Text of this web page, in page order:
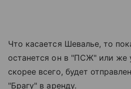
Что касается Шевалье, то
останется он в "ПСЖ" или же
скорее всего, будет
"Брагу" в аренду.